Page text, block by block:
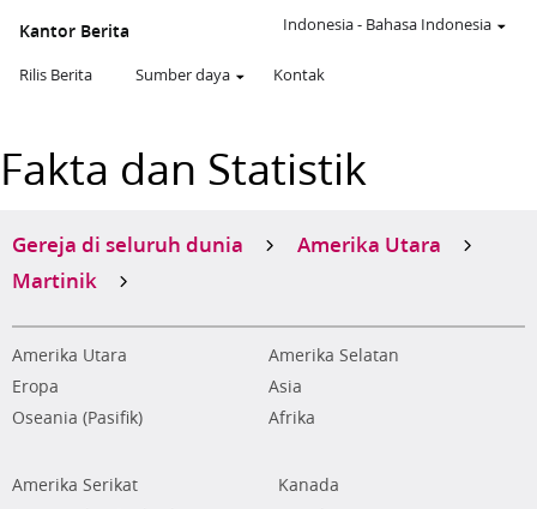
Kantor Berita
Rilis Berita Sumber daya Kontak
Indonesia- Bahasa Indonesia
Fakta dan Statistik
Gereja di seluruh dunia
Amerika Utara
Martinik
Amerika Utara
Amerika Selatan
Eropa
Asia
Oseania (Pasifik)
Afrika
Amerika Serikat
Kanada